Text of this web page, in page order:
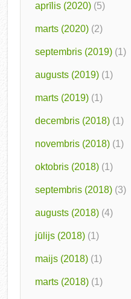
aprīlis (2020) (5)
marts (2020) (2)
septembris (2019) (1)
augusts (2019) (1)
marts (2019) (1)
decembris (2018) (1)
novembris (2018) (1)
oktobris (2018) (1)
septembris (2018) (3)
augusts (2018) (4)
jūlijs (2018) (1)
maijs (2018) (1)
marts (2018) (1)